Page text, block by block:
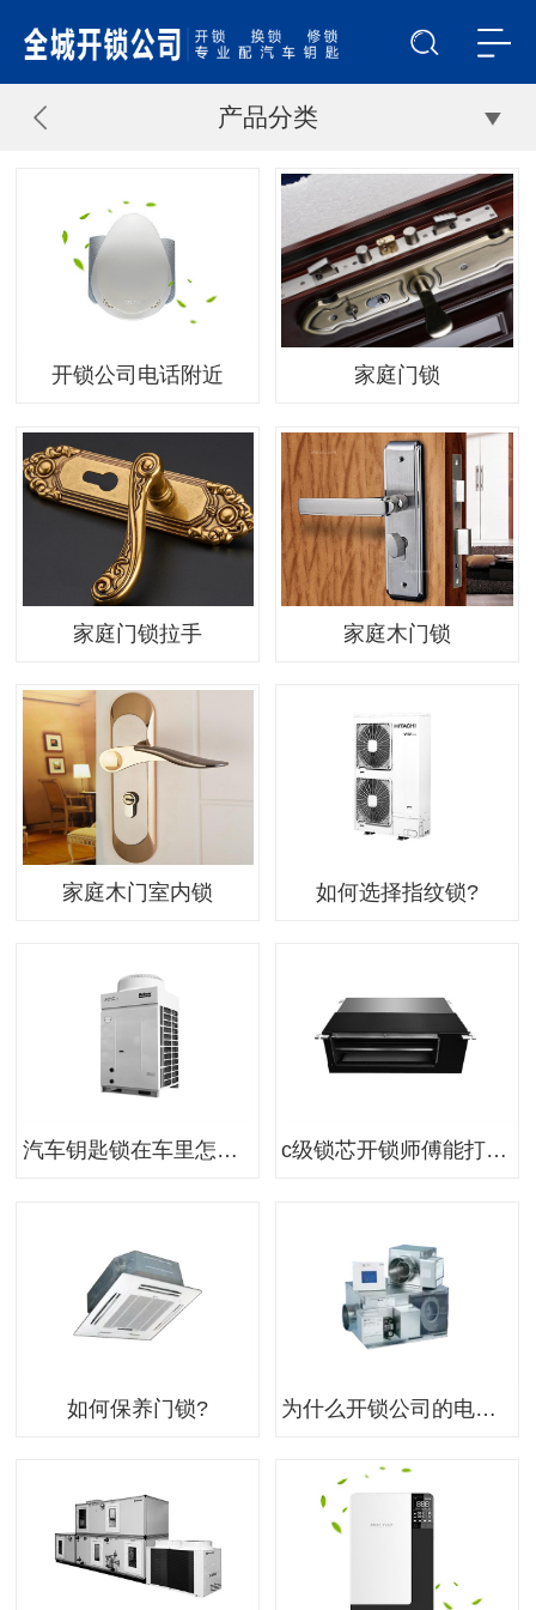
产品分类
开锁公司电话附近 家庭门锁
家庭门锁拉手 家庭木门锁
家庭木门室内锁 如何选择指纹锁?
汽车钥匙锁在车里怎么办? c级锁芯开锁师傅能打开吗 c级锁芯和b级锁芯区别 c级锁芯钥匙图片 c级锁钥匙能不能配 c级锁芯价格 c级锁芯 c级锁芯开锁视频 c级锁钥匙形状 c级锁芯小偷能打开吗 c级锁多少钱
如何保养门锁? 为什么开锁公司的电话号码都这么牛？看一下“专家们”的回复